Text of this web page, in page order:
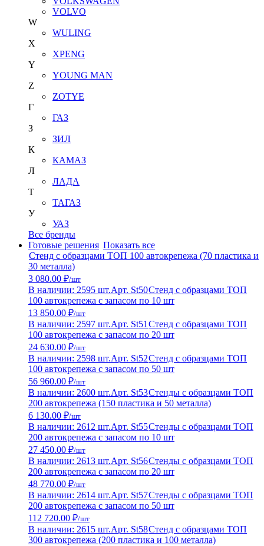
VOLVO
W
WULING
X
XPENG
Y
YOUNG MAN
Z
ZOTYE
Г
ГАЗ
З
ЗИЛ
К
КАМАЗ
Л
ЛАДА
Т
ТАГАЗ
У
УАЗ
Все бренды
Готовые решения Показать все
Стенд с образцами ТОП 100 автокрепежа (70 пластика и
30 металла)
3 080.00 ₽/шт
В наличии: 2595 шт.Арт. St50Стенд с образцами ТОП
100 автокрепежа с запасом по 10 шт
13 850.00 ₽/шт
В наличии: 2597 шт.Арт. St51 Стенд с образцами ТОП
100 автокрепежа с запасом по 20 шт
24 630.00 ₽/шт
В наличии: 2598 шт.Арт. St52Стенд с образцами ТОП
100 автокрепежа с запасом по 50 шт
56 960.00 ₽/шт
В наличии: 2600 шт.Арт. St53Стенды с образцами ТОП
200 автокрепежа (150 пластика и 50 металла)
6 130.00 ₽/шт
В наличии: 2612 шт.Арт. St55Стенды с образцами ТОП
200 автокрепежа с запасом по 10 шт
27 450.00 ₽/шт
В наличии: 2613 шт.Арт. St56Стенды с образцами ТОП
200 автокрепежа с запасом по 20 шт
48 770.00 ₽/шт
В наличии: 2614 шт.Арт. St57Стенды с образцами ТОП
200 автокрепежа с запасом по 50 шт
112 720.00 ₽/шт
В наличии: 2615 шт.Арт. St58Стенд с образцами ТОП
300 автокрепежа (200 пластика и 100 металла)